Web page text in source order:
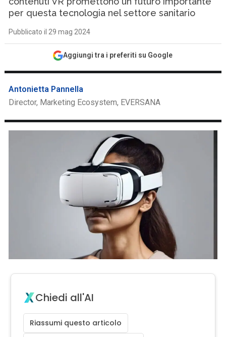
per questa tecnologia nel settore sanitario
Pubblicato il 29 mag 2024
Aggiungi tra i preferiti su Google
Antonietta Pannella
Director, Marketing Ecosystem, EVERSANA
Chiedi all'AI
Riassumi questo articolo